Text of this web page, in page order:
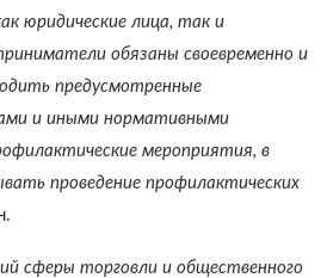
юридические лица, так и
обязаны своевременно и
предусмотренные
и иными нормативными
мероприятия, в
проведение профилактических
сферы торговли и общественного